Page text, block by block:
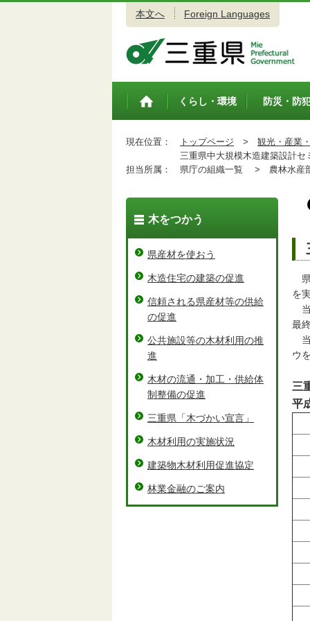
本文へ Foreign Languages
トップペ
くらし・環境 防災・防
現在位置： トップページ >
観光・産業
三重県中大規模木造建築設計セ
担当所属：
県庁の組織一覧 > 農林水
県
を
当
最
当
ウ
三
平
木をつかう
県産材を使おう
木造住宅の建築の促進
信頼される県産材等の供給
の促進
公共施設等の木材利用の推
進
木材の流通・加工・供給体
制整備の促進
三重県「木づかい宣言」
木材利用の実施状況
建築物木材利用促進協定
林業金融のご案内